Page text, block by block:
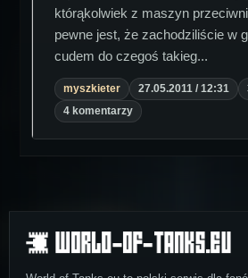
którąkolwiek z maszyn
pewne jest, że zachodziliście w
cudem do czegoś takieg...
myszkieter 27.05.2011 / 12:31
4 komentarzy